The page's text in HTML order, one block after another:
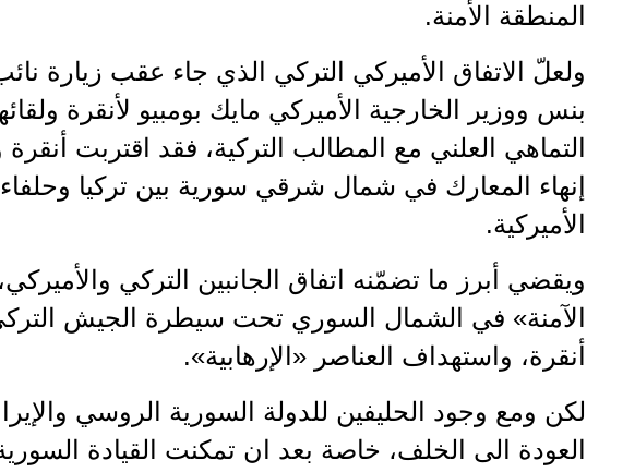
المنطقة الأمنة.
ولعلّ الاتفاق الأميركي التركي الذي جاء عقب زيارة
بنس ووزير الخارجية الأميركي مايك بومبيو لأنقرة
التماهي العلني مع المطالب التركية، فقد اقتربت
إنهاء المعارك في شمال شرقي سورية بين تركيا وحلفاء
الأميركية.
ويقضي أبرز ما تضمّنه اتفاق الجانبين التركي
الآمنة» في الشمال السوري تحت سيطرة الجيش
أنقرة، واستهداف العناصر «الإرهابية».
لكن ومع وجود الحليفين للدولة السورية الروسي
العودة الى الخلف، خاصة بعد ان تمكنت القيادة